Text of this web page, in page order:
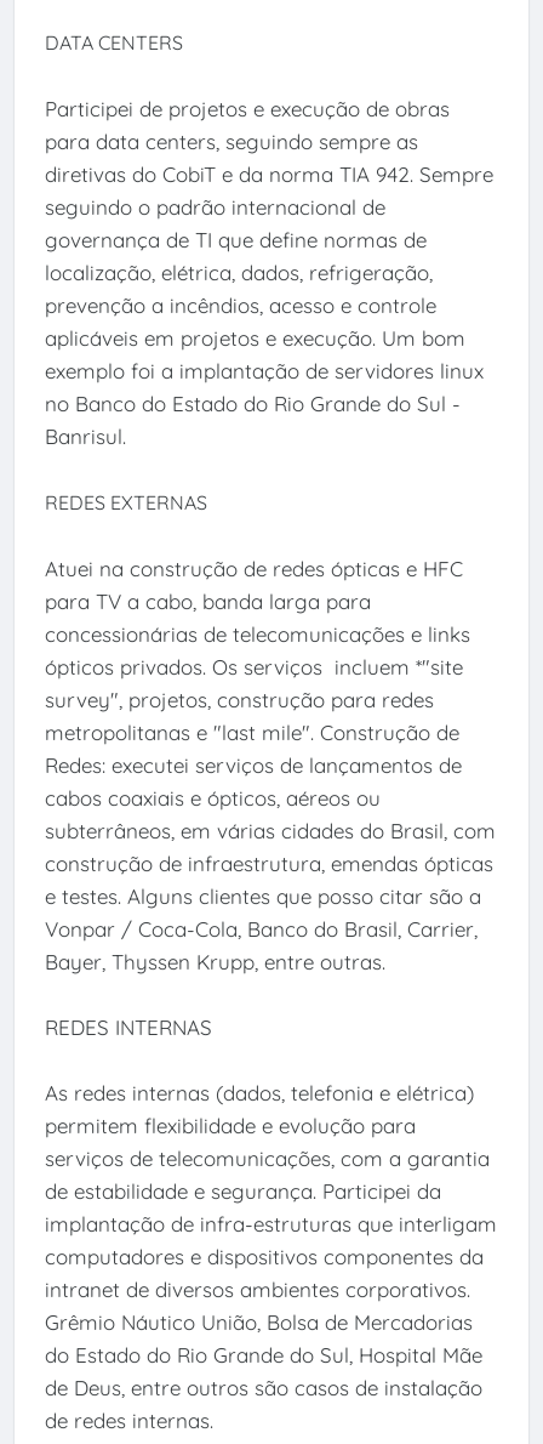
DATA CENTERS
Participei de projetos e execução de obras
para data centers, seguindo sempre as
diretivas do CobiT e da norma TIA 942. Sempre
seguindo o padrão internacional de
governança de TI que define normas de
localização, elétrica, dados, refrigeração,
prevenção a incêndios, acesso e controle
aplicáveis em projetos e execução. Um bom
exemplo foi a implantação de servidores linux
no Banco do Estado do Rio Grande do Sul -
Banrisul.
REDES EXTERNAS
Atuei na construção de redes ópticas e HFC
para TV a cabo, banda larga para
concessionárias de telecomunicações e links
ópticos privados. Os serviços incluem *"site
survey", projetos, construção para redes
metropolitanas e "last mile". Construção de
Redes: executei serviços de lançamentos de
cabos coaxiais e ópticos, aéreos ou
subterrâneos, em várias cidades do Brasil, com
construção de infraestrutura, emendas ópticas
e testes. Alguns clientes que posso citar são a
Vonpar / Coca-Cola, Banco do Brasil, Carrier,
Bayer, Thyssen Krupp, entre outras.
REDES INTERNAS
As redes internas (dados, telefonia e elétrica)
permitem flexibilidade e evolução para
serviços de telecomunicações, com a garantia
de estabilidade e segurança. Participei da
implantação de infra-estruturas que interligam
computadores e dispositivos componentes da
intranet de diversos ambientes corporativos.
Grêmio Náutico União, Bolsa de Mercadorias
do Estado do Rio Grande do Sul, Hospital Mãe
de Deus, entre outros são casos de instalação
de redes internas.